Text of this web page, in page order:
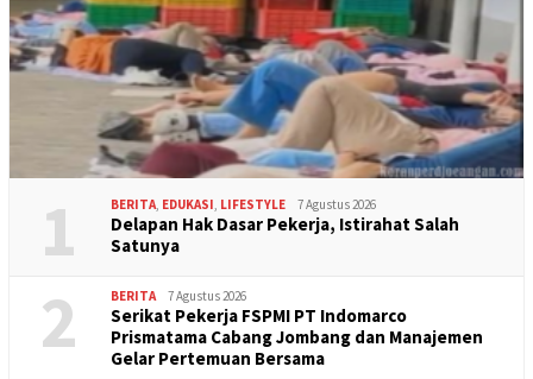
1 BERITA, EDUKASI, LIFESTYLE 7 Agustus 2026
Delapan Hak Dasar Pekerja, Istirahat Salah
Satunya
2 BERITA 7 Agustus 2026
Serikat Pekerja FSPMI PT Indomarco
Prismatama Cabang Jombang dan Manajemen
Gelar Pertemuan Bersama